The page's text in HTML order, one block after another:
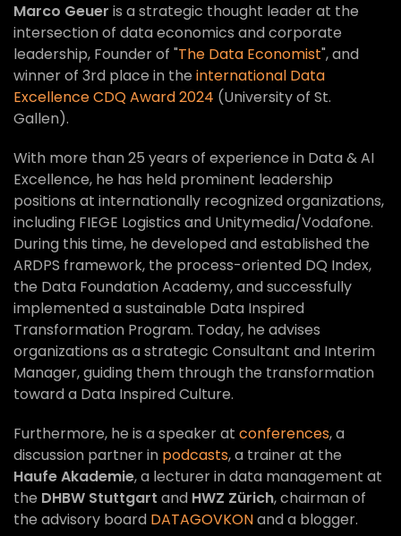
Marco Geuer is a strategic thought leader at the
intersection of data economics and corporate
leadership, Founder of "The Data Economist", and
winner of 3rd place in the international Data
Excellence CDQ Award 2024 (University of St.
Gallen).
With more than 25 years of experience in Data & AI
Excellence, he has held prominent leadership
positions at internationally recognized organizations,
including FIEGE Logistics and Unitymedia/Vodafone.
During this time, he developed and established the
ARDPS framework, the process-oriented DQ Index,
the Data Foundation Academy, and successfully
implemented a sustainable Data Inspired
Transformation Program. Today, he advises
organizations as a strategic Consultant and Interim
Manager, guiding them through the transformation
toward a Data Inspired Culture.
Furthermore, he is a speaker at conferences, a
discussion partner in podcasts, a trainer at the
Haufe Akademie, a lecturer in data management at
the DHBW Stuttgart and HWZ Zürich, chairman of
the advisory board DATAGOVKONand a blogger.